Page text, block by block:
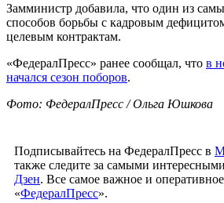
Замминистр добавила, что один из
способов борьбы с кадровым
целевым контрактам.
«ФедералПресс» ранее сообщал, что в
начался сезон поборов.
Фото: ФедералПресс / Ольга Юшкова
Подписывайтесь на ФедералПресс в
также следите за самыми
Дзен. Все самое важное и
«ФедералПресс».